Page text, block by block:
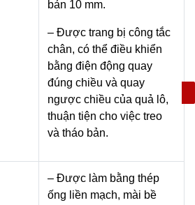
bản 10 mm.
– Được trang bị công tắc
chân, có thể điều khiển
bằng điện động quay
đúng chiều và quay
ngược chiều của quả lô,
thuận tiện cho việc treo
và tháo bản.
– Được làm bằng thép
ống liền mạch, mài bề